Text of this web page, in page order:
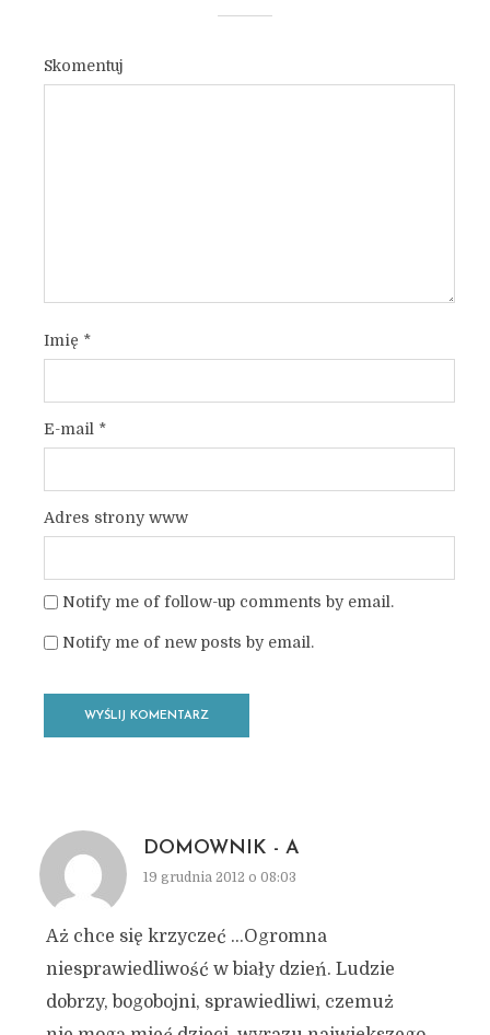
Skomentuj
Imię *
E-mail *
Adres strony www
Notify me of follow-up comments by email.
Notify me of new posts by email.
DOMOWNIK - A
19 grudnia 2012 o 08:03
Aż chce się krzyczeć …Ogromna
niesprawiedliwość w biały dzień. Ludzie
dobrzy, bogobojni, sprawiedliwi, czemuż